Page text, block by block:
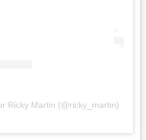
Ricky Martin (@ricky_martin)